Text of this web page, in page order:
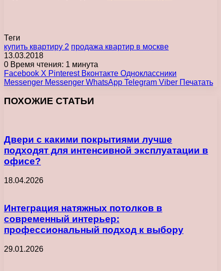
Теги
купить квартиру 2 продажа квартир в москве
13.03.2018
0 Время чтения: 1 минута
Facebook X Pinterest Вконтакте Одноклассники
Messenger Messenger WhatsApp Telegram Viber Печатать
ПОХОЖИЕ СТАТЬИ
Двери с какими покрытиями лучше
подходят для интенсивной эксплуатации в
офисе?
18.04.2026
Интеграция натяжных потолков в
современный интерьер:
профессиональный подход к выбору
29.01.2026